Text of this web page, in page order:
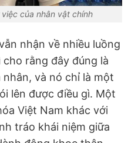
của nhân vật chính
nhận về nhiều luồng
rằng đây đúng là
và nó chỉ là một
lên được điều gì. Một
Việt Nam khác với
tráo khái niệm giữa